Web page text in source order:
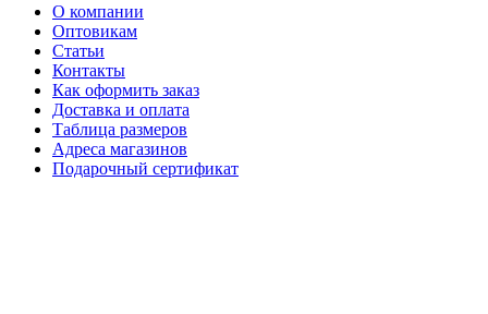
О компании
Оптовикам
Статьи
Контакты
Как оформить заказ
Доставка и оплата
Таблица размеров
Адреса магазинов
Подарочный сертификат